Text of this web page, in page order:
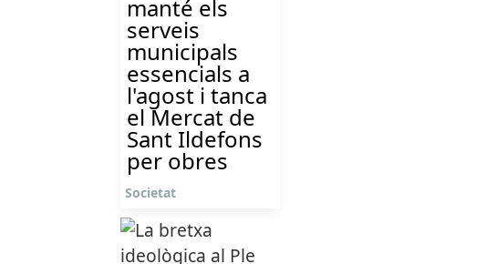
manté els
serveis
municipals
essencials a
l'agost i tanca
el Mercat de
Sant Ildefons
per obres
Societat